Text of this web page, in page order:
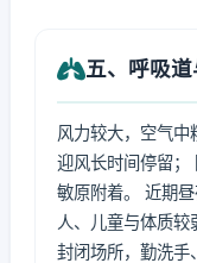
五、呼吸
风力较大，空气中
迎风长时间停留；
敏原附着。 近期
人、儿童与体质
封闭场所，勤洗手